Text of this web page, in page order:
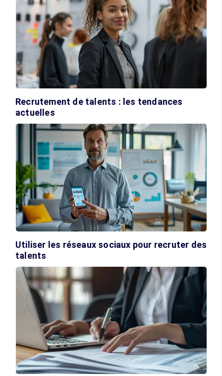
Recrutement de talents : les tendances
actuelles
Utiliser les réseaux sociaux pour recruter des
talents